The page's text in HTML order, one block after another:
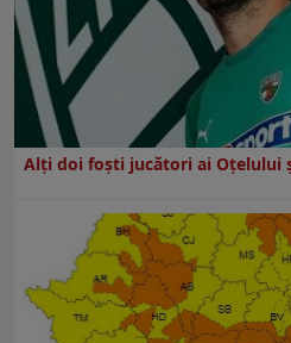
Alți doi foști jucători ai Oțelului